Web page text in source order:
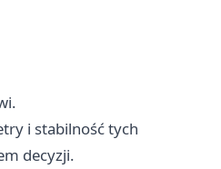
i stabilność tych
decyzji.